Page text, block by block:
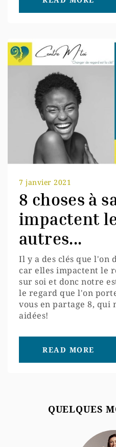
7 janvier 2021
8 choses à
impactent
autres...
Il y a des clés que l'on
car elles impactent le
sur soi et donc notre
le regard que l'on
vous en partage 8, qui
aidées!
READ MORE
QUELQUES